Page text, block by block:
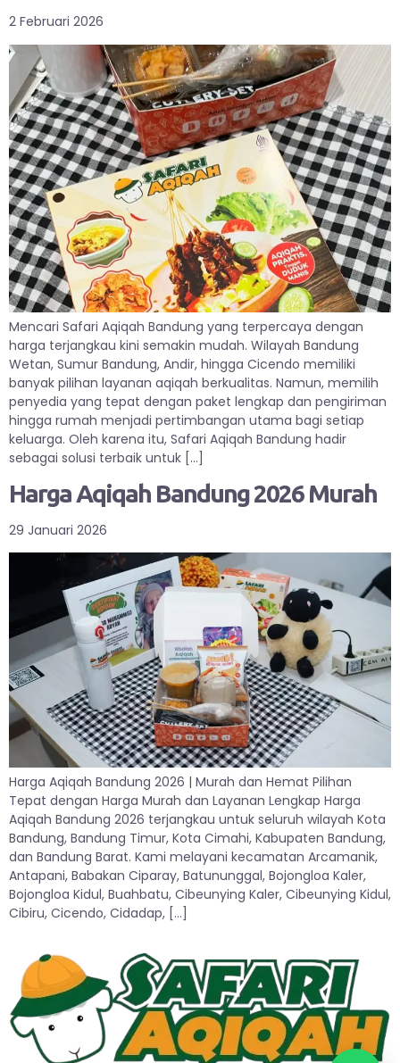
2 Februari 2026
Mencari Safari Aqiqah Bandung yang terpercaya dengan
harga terjangkau kini semakin mudah. Wilayah Bandung
Wetan, Sumur Bandung, Andir, hingga Cicendo memiliki
banyak pilihan layanan aqiqah berkualitas. Namun, memilih
penyedia yang tepat dengan paket lengkap dan pengiriman
hingga rumah menjadi pertimbangan utama bagi setiap
keluarga. Oleh karena itu, Safari Aqiqah Bandung hadir
sebagai solusi terbaik untuk […]
Harga Aqiqah Bandung 2026 Murah
29 Januari 2026
Harga Aqiqah Bandung 2026 | Murah dan Hemat Pilihan
Tepat dengan Harga Murah dan Layanan Lengkap Harga
Aqiqah Bandung 2026 terjangkau untuk seluruh wilayah Kota
Bandung, Bandung Timur, Kota Cimahi, Kabupaten Bandung,
dan Bandung Barat. Kami melayani kecamatan Arcamanik,
Antapani, Babakan Ciparay, Batununggal, Bojongloa Kaler,
Bojongloa Kidul, Buahbatu, Cibeunying Kaler, Cibeunying Kidul,
Cibiru, Cicendo, Cidadap, […]